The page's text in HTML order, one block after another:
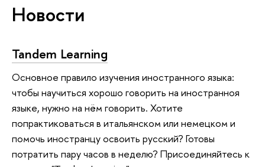
Новости
Tandem Learning
Основное правило изучения иностранного языка:
чтобы научиться хорошо говорить на иностранноя
языке, нужно на нём говорить. Хотите
попрактиковаться в итальянском или немецком и
помочь иностранцу освоить русский? Готовы
потратить пару часов в неделю? Присоединяйтесь к